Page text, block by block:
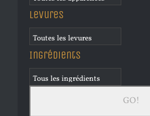
Levures
Ingrédients